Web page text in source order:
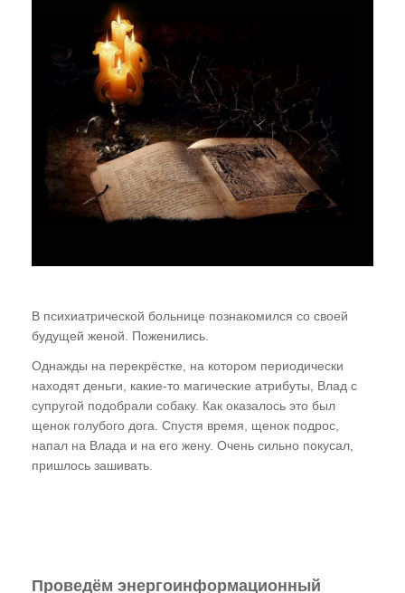
В психиатрической больнице познакомился со своей
будущей женой. Поженились.
Однажды на перекрёстке, на котором периодически
находят деньги, какие-то магические атрибуты, Влад с
супругой подобрали собаку. Как оказалось это был
щенок голубого дога. Спустя время, щенок подрос,
напал на Влада и на его жену. Очень сильно покусал,
пришлось зашивать.
Проведём энергоинформационный